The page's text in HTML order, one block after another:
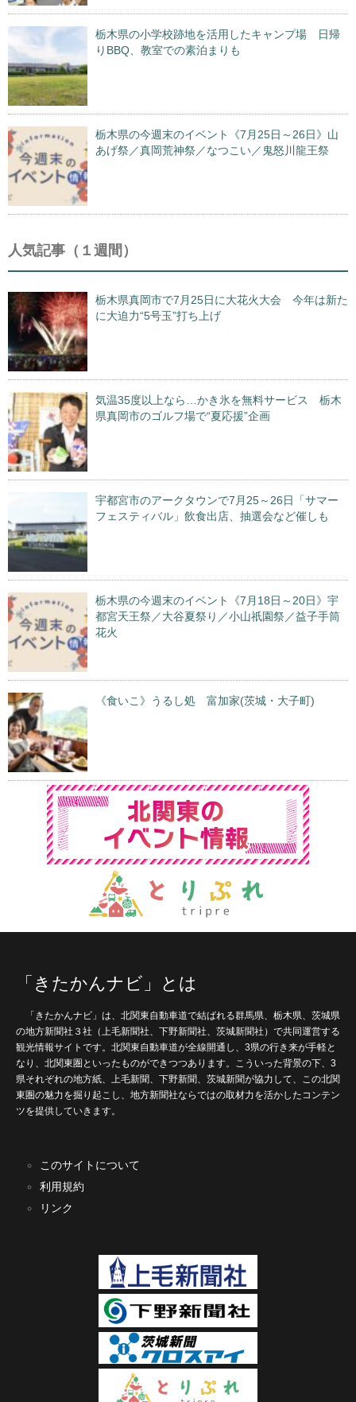
栃木県の小学校跡地を活用したキャンプ場 日帰
りBBQ、教室での素泊まりも
栃木県の今週末のイベント《7月25日～26日》山
あげ祭／真岡荒神祭／なつこい／鬼怒川龍王祭
人気記事（１週間）
栃木県真岡市で7月25日に大花火大会 今年は新た
に大迫力“5号玉”打ち上げ
気温35度以上なら…かき氷を無料サービス 栃木
県真岡市のゴルフ場で“夏応援”企画
宇都宮市のアークタウンで7月25～26日「サマー
フェスティバル」飲食出店、抽選会など催しも
栃木県の今週末のイベント《7月18日～20日》宇
都宮天王祭／大谷夏祭り／小山祇園祭／益子手筒
花火
《食いこ》うるし処 富加家(茨城・大子町)
「きたかんナビ」とは
「きたかんナビ」は、北関東自動車道で結ばれる群馬県、栃木県、茨城県
の地方新聞社３社（上毛新聞社、下野新聞社、茨城新聞社）で共同運営する
観光情報サイトです。北関東自動車道が全線開通し、3県の行き来が手軽と
なり、北関東圏といったものができつつあります。こういった背景の下、3
県それぞれの地方紙、上毛新聞、下野新聞、茨城新聞が協力して、この北関
東圏の魅力を掘り起こし、地方新聞社ならではの取材力を活かしたコンテン
ツを提供していきます。
このサイトについて
利用規約
リンク